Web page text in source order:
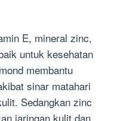
E, mineral zinc,
untuk kesehatan
membantu
sinar matahari
Sedangkan zinc
jaringan kulit dan